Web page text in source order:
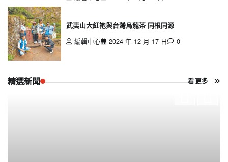
武夷山大紅袍與台灣烏龍茶 同根同源
編輯中心
2024 年 12 月 17 日 0
精選新聞 看更多